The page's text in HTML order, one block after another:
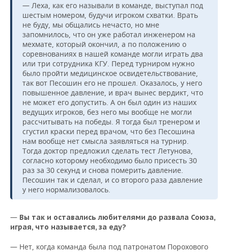
— Леха, как его называли в команде, выступал под
шестым номером, будучи игроком схватки. Врать
не буду, мы общались нечасто, но мне
запомнилось, что он уже работал инженером на
мехмате, который окончил, а по положению о
соревнованиях в нашей команде могли играть два
или три сотрудника КГУ. Перед турниром нужно
было пройти медицинское освидетельствование,
так вот Песошин его не прошел. Оказалось, у него
повышенное давление, и врач вынес вердикт, что
не может его допустить. А он был один из наших
ведущих игроков, без него мы вообще не могли
рассчитывать на победы. Я тогда был тренером и
сгустил краски перед врачом, что без Песошина
нам вообще нет смысла заявляться на турнир.
Тогда доктор предложил сделать тест Летунова,
согласно которому необходимо было присесть 30
раз за 30 секунд и снова померить давление.
Песошин так и сделал, и со второго раза давление
у него нормализовалось.
— Вы так и оставались любителями до развала Союза,
играя, что называется, за еду?
— Нет, когда команда была под патронатом Порохового